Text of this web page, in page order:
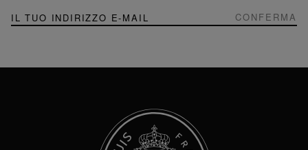
NEWSLETTER
Iscriviti
alla
CONFERMA